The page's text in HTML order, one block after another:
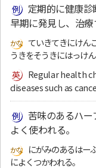
定期的に健康
早期に発見し、治療
ていきてきにけん
うきをそうきにはっけ
Regular health
diseases such as
苦味のあるハ
よく使われる。
にがみのあるはー
によくつかわれる。